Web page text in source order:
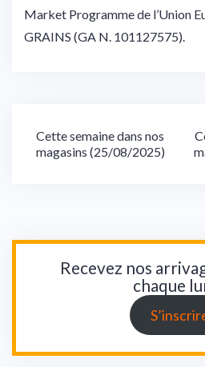
Market Programme de l’Union
GRAINS (GA N. 101127575).
Navigation
de
Cette semaine dans nos
magasins (25/08/2025)
Recevez nos
chaque